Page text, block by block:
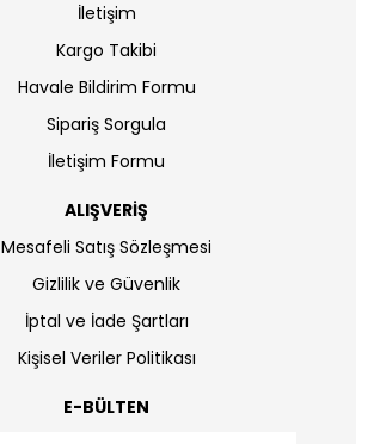
İletişim
Kargo Takibi
Havale Bildirim Formu
Sipariş Sorgula
İletişim Formu
ALIŞVERİŞ
Mesafeli Satış Sözleşmesi
Gizlilik ve Güvenlik
İptal ve İade Şartları
Kişisel Veriler Politikası
E-BÜLTEN